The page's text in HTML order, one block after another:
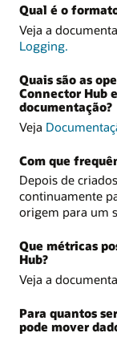
Qual é o
Veja a
Logging.
Quais são as
Connector Hub
documentação?
Veja
Com que
Depois de
continuamente
origem para um
Que métricas
Hub?
Veja a
Para quantos
pode mover